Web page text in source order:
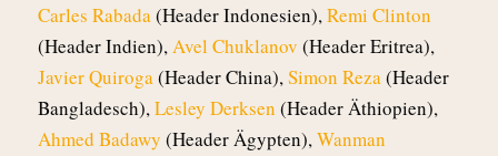
Carles Rabada(Header Indonesien),Remi Clinton
(Header Indien),Avel Chuklanov (Header Eritrea),
Javier Quiroga(Header China),Simon Reza(Header
Bangladesch),Lesley Derksen (Header Äthiopien),
Ahmed Badawy (Header Ägypten),Wanman